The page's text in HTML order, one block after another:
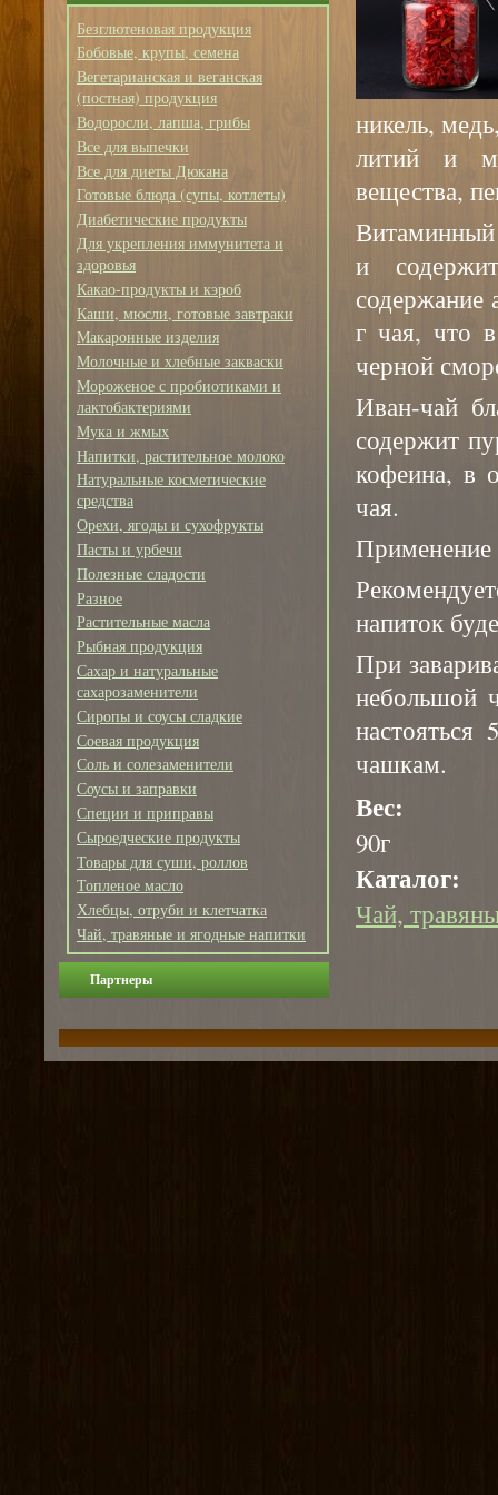
Безглютеновая продукция
Бобовые, крупы, семена
Вегетарианская и веганская
(постная) продукция
Водоросли, лапша, грибы
Все для выпечки
Все для диеты Дюкана
Готовые блюда (супы, котлеты)
Диабетические продукты
Для укрепления иммунитета и
здоровья
Какао-продукты и кэроб
Каши, мюсли, готовые завтраки
Макаронные изделия
Молочные и хлебные закваски
Мороженое с пробиотиками и
лактобактериями
Мука и жмых
Напитки, растительное молоко
Натуральные косметические
средства
Орехи, ягоды и сухофрукты
Пасты и урбечи
Полезные сладости
Разное
Растительные масла
Рыбная продукция
Сахар и натуральные
сахарозаменители
Сиропы и соусы сладкие
Соевая продукция
Соль и солезаменители
Соусы и заправки
Специи и приправы
Сыроедческие продукты
Товары для суши, роллов
Топленое масло
Хлебцы, отруби и клетчатка
Чай, травяные и ягодные напитки
Партнеры
никель,
литий и
вещества,
Витаминный
и
содержание
г чая, что
черной
Иван-чай
содержит
кофеина, в
чая.
Применение
напиток
При
небольшой
чашкам.
Вес:
90г
Каталог:
Чай,